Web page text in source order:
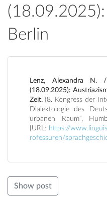
Berlin
Lenz, Alexandra N. /
(18.09.2025):
Zeit. (8. Kongress der Internationalen Gesellschaft für
Dialektologie des
urbanen Raum“,
[URL: https://
rofessuren/
Show post